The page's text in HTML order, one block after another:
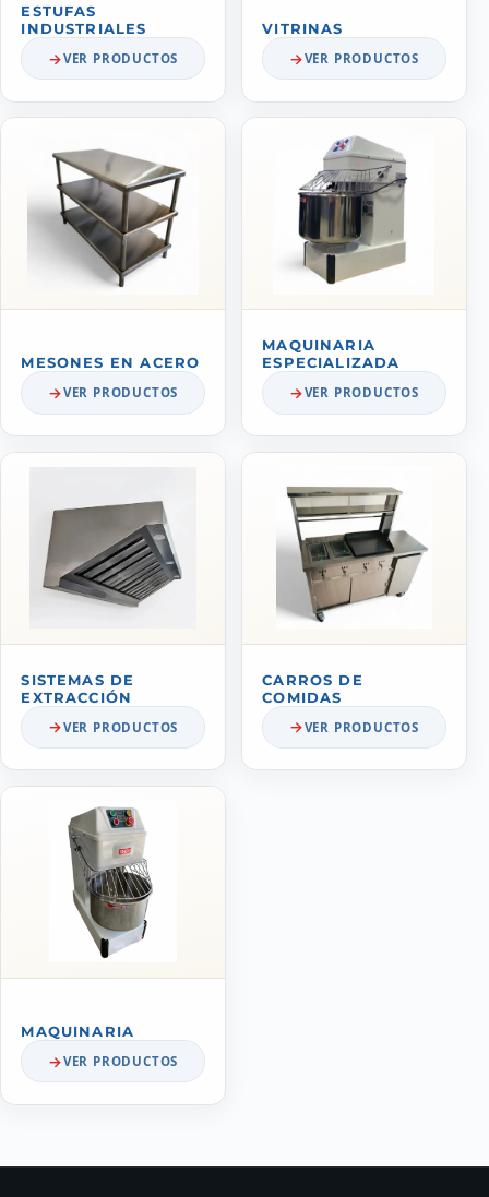
ESTUFAS
INDUSTRIALES
VER PRODUCTOS
VITRINAS
VER PRODUCTOS
MESONES EN ACERO
VER PRODUCTOS
MAQUINARIA
ESPECIALIZADA
VER PRODUCTOS
SISTEMAS DE
EXTRACCIÓN
VER PRODUCTOS
CARROS DE
COMIDAS
VER PRODUCTOS
MAQUINARIA
VER PRODUCTOS